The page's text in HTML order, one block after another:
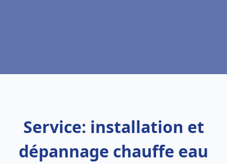
Service: installation et
dépannage chauffe eau